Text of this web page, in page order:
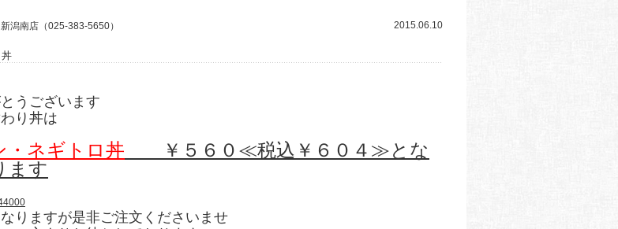
新潟南店（025-383-5650） 2015.06.10
うございます
り丼は
・ネギトロ丼 ￥５６０≪税込￥６０４≫とな
ます
りますが是非ご注文くださいませ